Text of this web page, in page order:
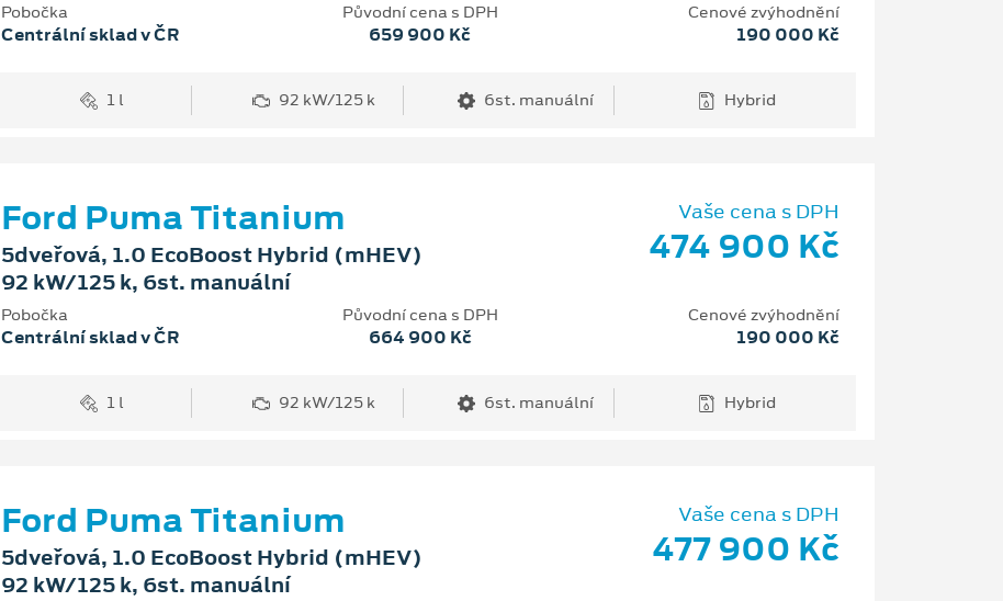
Pobočka
Centrální sklad v ČR
Původní cena s DPH
659 900 Kč
Cenové zvýhodnění
190 000 Kč
1 l 92 kW/125 k 6st. manuální Hybrid
Ford Puma Titanium
5dveřová, 1.0 EcoBoost Hybrid (mHEV)
92 kW/125 k, 6st. manuální
Vaše cena s DPH
474 900 Kč
Pobočka
Centrální sklad v ČR
Původní cena s DPH
664 900 Kč
Cenové zvýhodnění
190 000 Kč
1 l 92 kW/125 k 6st. manuální Hybrid
Ford Puma Titanium
5dveřová, 1.0 EcoBoost Hybrid (mHEV)
92 kW/125 k, 6st. manuální
Vaše cena s DPH
477 900 Kč